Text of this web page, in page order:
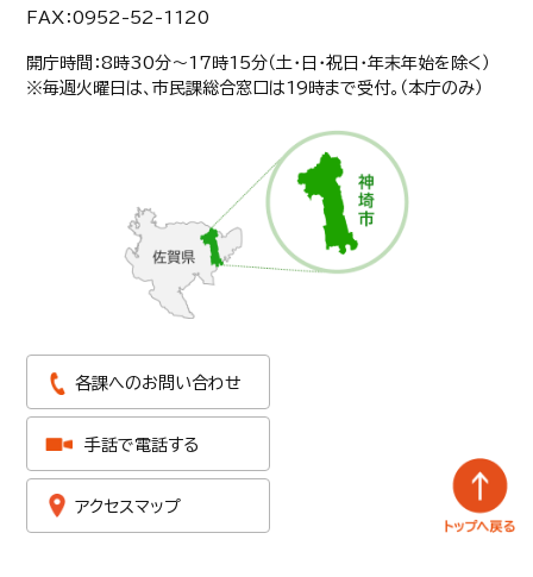
FAX：0952-52-1120
開庁時間：8時30分〜17時15分（土・日・祝日・年末年始を除く）
※毎週火曜日は、市民課総合窓口は19時まで受付。（本庁のみ）
各課へのお問い合わせ
手話で電話する
アクセスマップ